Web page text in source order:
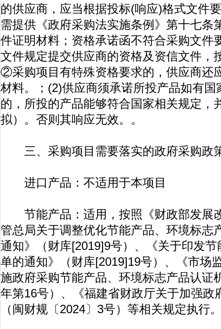
的供应商，应当根据投标(响应)格式文件
需提供《政府采购法实施条例》第十七条
件证明材料；资格承诺函不符合采购文件
文件规定提交供应商的资格及资信文件，
②采购项目有特殊资格要求的，供应商还
材料。；(2)供应商须承诺所投产品如有国
的，所投的产品能够符合国家相关规定，
拟）。否则其响应无效。。
三、采购项目需要落实的政府采购政
进口产品：不适用于本项目
节能产品：适用，按照《财政部发展
管总局关于调整优化节能产品、环境标志
通知》（财库[2019]9号）、《关于印发
单的通知》（财库[2019]19号）、《市场
施政府采购节能产品、环境标志产品认证
年第16号）、《福建省财政厅关于加强政
（闽财规〔2024〕3号）等相关规定执行